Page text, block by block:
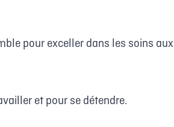
pour exceller dans les soins aux
et pour se détendre.